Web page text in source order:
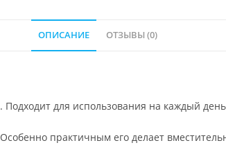
ОПИСАНИЕ ОТЗЫВЫ (0)
для использования на каждый
практичным его делает